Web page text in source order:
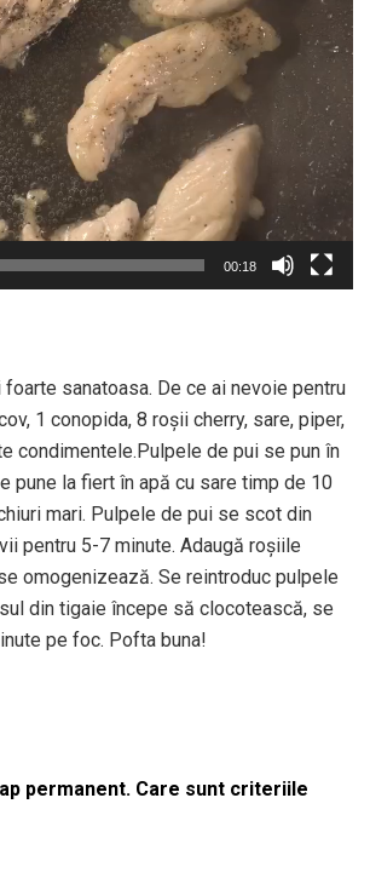
00:18
sanatoasa. De ce ai nevoie pentru
1 conopida, 8 roșii cherry, sare, piper,
condimentele.Pulpele de pui se pun în
pune la fiert în apă cu sare timp de 10
mari. Pulpele de pui se scot din
pentru 5-7 minute. Adaugă roșiile
omogenizează. Se reintroduc pulpele
din tigaie începe să clocotească, se
pe foc. Pofta buna!
permanent. Care sunt criteriile